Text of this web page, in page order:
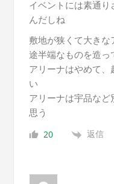
イベントには素通
んだしね
敷地が狭くて大き
途半端なものを造っ
アリーナはやめて
い
アリーナは宇品など
思う
20 返信